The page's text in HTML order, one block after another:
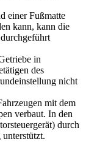
einer Fußmatte
kann, kann die
in
des
nicht
mit dem
verbaut. In den
durch